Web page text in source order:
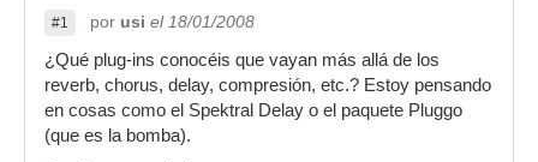
#1 por usi el 18/01/2008
¿Qué plug-ins conocéis que vayan más allá de los
reverb, chorus, delay, compresión, etc.? Estoy pensando
en cosas como el Spektral Delay o el paquete Pluggo
(que es la bomba).